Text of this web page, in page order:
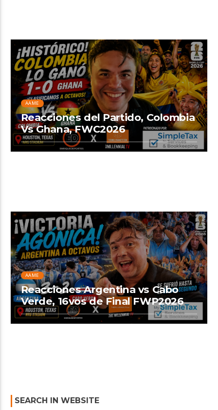
AAME
Reacciones del Partido, Colombia
Vs Ghana, FWC2026
AAME
Reacciones Argentina vs Cabo
Verde, 16vos de Final FWP2026
SEARCH IN WEBSITE